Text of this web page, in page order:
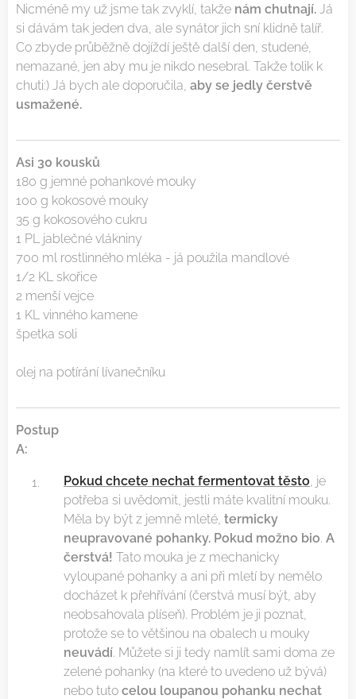
Nicméně my už jsme tak zvyklí, takže nám chutnají. Já
si dávám tak jeden dva, ale synátor jich sní klidně talíř.
Co zbyde průběžně dojíždí ještě další den, studené,
nemazané, jen aby mu je nikdo nesebral. Takže tolik k
chuti:) Já bych ale doporučila, aby se jedly čerstvě
usmažené.
Asi 30 kousků
180 g jemné pohankové mouky
100 g kokosové mouky
35 g kokosového cukru
1 PL jablečné vlákniny
700 ml rostlinného mléka - já použila mandlové
1/2 KL skořice
2 menší vejce
1 KL vinného kamene
špetka soli
olej na potírání lívanečníku
Postup
A:
Pokud chcete nechat fermentovat těsto, je
potřeba si uvědomit, jestli máte kvalitní mouku.
Měla by být z jemně mleté, termicky
neupravované pohanky. Pokud možno bio. A
čerstvá! Tato mouka je z mechanicky
vyloupané pohanky a ani při mletí by nemělo
docházet k přehřívání (čerstvá musí být, aby
neobsahovala plíseň). Problém je ji poznat,
protože se to většinou na obalech u mouky
neuvádí. Můžete si ji tedy namlít sami doma ze
zelené pohanky (na které to uvedeno už bývá)
nebo tuto celou loupanou pohanku nechat